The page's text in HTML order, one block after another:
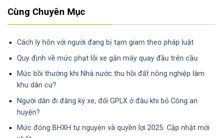
Cùng Chuyên Mục
Cách ly hôn với người đang bị tạm giam theo pháp luật
Quy định về mức phạt lỗi xe gắn máy quay đầu trên cầu
Mức bồi thường khi Nhà nước thu hồi đất nông nghiệp làm
khu dân cư?
Người dân đi đăng ký xe, đổi GPLX ở đâu khi bỏ Công an
huyện?
Mức đóng BHXH tự nguyện và quyền lợi 2025: Cập nhật mới